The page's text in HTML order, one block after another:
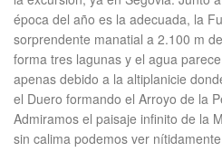
época del año es la adecuada, la
sorprendente manatial a 2.100 m
forma tres lagunas y el agua
apenas debido a la altiplanicie
el Duero formando el Arroyo de la
Admiramos el paisaje infinito de la
sin calima podemos ver